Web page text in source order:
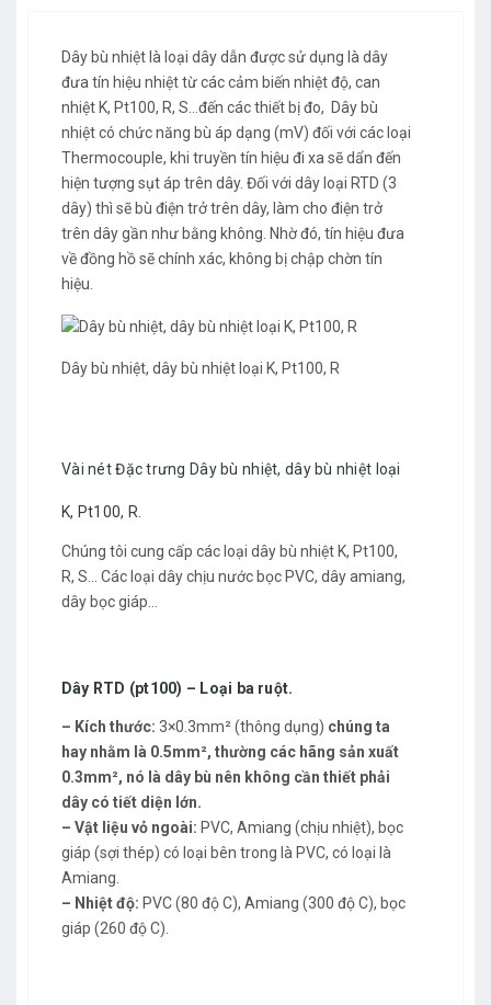
Dây bù nhiệt là loại dây dẫn được sử dụng là dây
đưa tín hiệu nhiệt từ các cảm biến nhiệt độ, can
nhiệt K, Pt100, R, S…đến các thiết bị đo, Dây bù
nhiệt có chức năng bù áp dạng (mV) đối với các loại
Thermocouple, khi truyền tín hiệu đi xa sẽ dẩn đến
hiện tượng sụt áp trên dây. Đối với dây loại RTD (3
dây) thì sẽ bù điện trở trên dây, làm cho điện trở
trên dây gần như bằng không. Nhờ đó, tín hiệu đưa
về đồng hồ sẽ chính xác, không bị chập chờn tín
hiệu.
Dây bù nhiệt, dây bù nhiệt loại K, Pt100, R
Vài nét Đặc trưng Dây bù nhiệt, dây bù nhiệt loại
K, Pt100, R.
Chúng tôi cung cấp các loại dây bù nhiệt K, Pt100,
R, S… Các loại dây chịu nước bọc PVC, dây amiang,
dây bọc giáp…
Dây RTD (pt100) – Loại ba ruột.
– Kích thước: 3×0.3mm² (thông dụng) chúng ta
hay nhằm là 0.5mm², thường các hãng sản xuất
0.3mm², nó là dây bù nên không cần thiết phải
dây có tiết diện lớn.
– Vật liệu vỏ ngoài: PVC, Amiang (chịu nhiệt), bọc
giáp (sợi thép) có loại bên trong là PVC, có loại là
Amiang.
– Nhiệt độ: PVC (80 độ C), Amiang (300 độ C), bọc
giáp (260 độ C).